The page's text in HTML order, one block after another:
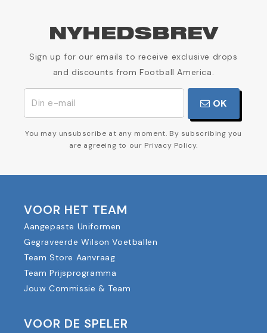
NYHEDSBREV
Sign up for our emails to receive exclusive drops
and discounts from Football America.
OK
You may unsubscribe at any moment. By subscribing you
are agreeing to our Privacy Policy.
VOOR HET TEAM
Aangepaste Uniformen
Gegraveerde Wilson Voetballen
Team Store Aanvraag
Team Prijsprogramma
Jouw Commissie & Team
VOOR DE SPELER